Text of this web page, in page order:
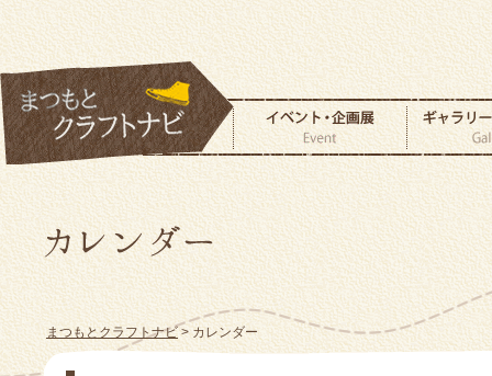
まつもとクラフトナビ> カレンダー